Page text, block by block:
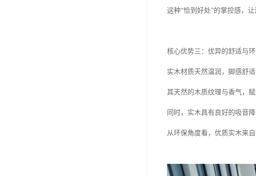
这种“恰到好处”的掌控感，
核心优势三：优异的舒适与
实木材质天然温润，脚感舒
其天然的木质纹理与香气，
同时，实木具有良好的吸音
从环保角度看，优质实木来